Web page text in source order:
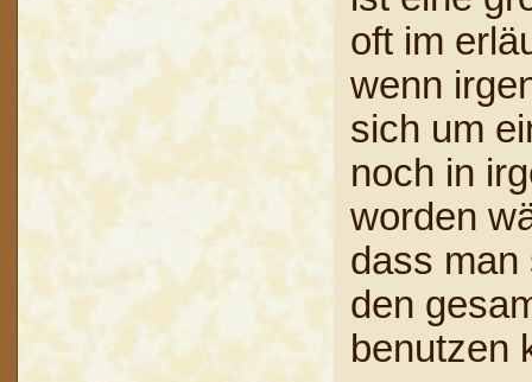
oft im
wenn
sich um
noch in
worden
dass man
den
benutzen